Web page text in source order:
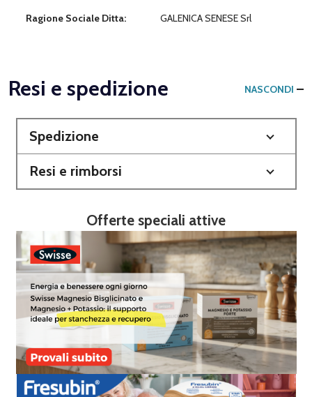
Ragione Sociale Ditta: GALENICA SENESE Srl
Resi e spedizione NASCONDI
Spedizione
Resi e rimborsi
Offerte speciali attive